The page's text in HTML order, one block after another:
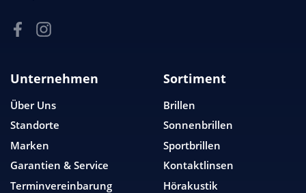
Unternehmen
Über Uns
Standorte
Marken
Garantien & Service
Terminvereinbarung
Sortiment
Brillen
Sonnenbrillen
Sportbrillen
Kontaktlinsen
Hörakustik